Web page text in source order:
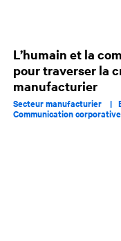
L’humain et la
pour traverser la
manufacturier
Secteur manufacturier |
Communication corporative